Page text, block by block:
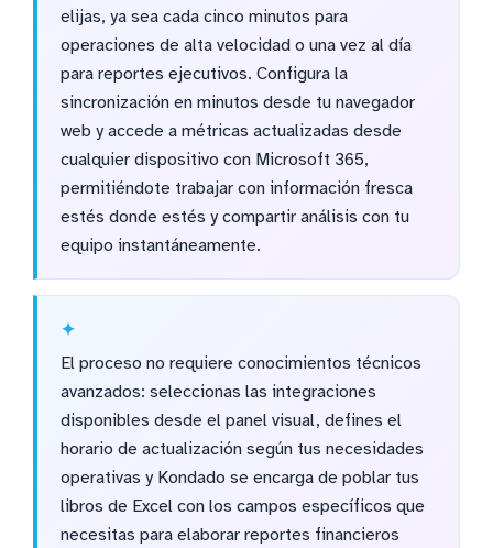
elijas, ya sea cada cinco minutos para
operaciones de alta velocidad o una vez al día
para reportes ejecutivos. Configura la
sincronización en minutos desde tu navegador
web y accede a métricas actualizadas desde
cualquier dispositivo con Microsoft 365,
permitiéndote trabajar con información fresca
estés donde estés y compartir análisis con tu
equipo instantáneamente.
El proceso no requiere conocimientos técnicos
avanzados: seleccionas las integraciones
disponibles desde el panel visual, defines el
horario de actualización según tus necesidades
operativas y Kondado se encarga de poblar tus
libros de Excel con los campos específicos que
necesitas para elaborar reportes financieros